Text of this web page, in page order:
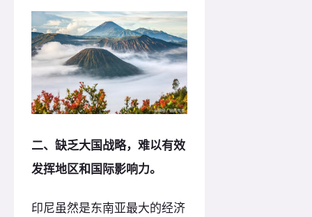
二、缺乏大国战略，难以有效
发挥地区和国际影响力。
印尼虽然是东南亚最大的经济